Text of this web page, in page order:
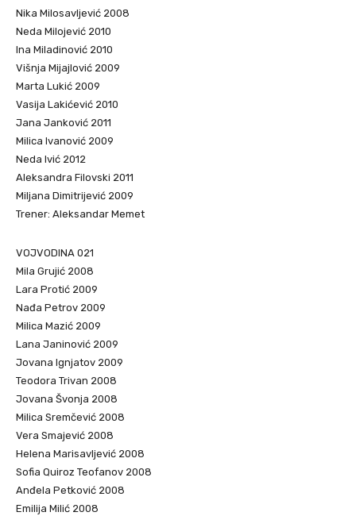
Nika Milosavljević 2008
Neda Milojević 2010
Ina Miladinović 2010
Višnja Mijajlović 2009
Marta Lukić 2009
Vasija Lakićević 2010
Jana Janković 2011
Milica Ivanović 2009
Neda Ivić 2012
Aleksandra Filovski 2011
Miljana Dimitrijević 2009
Trener: Aleksandar Memet
VOJVODINA 021
Mila Grujić 2008
Lara Protić 2009
Nađa Petrov 2009
Milica Mazić 2009
Lana Janinović 2009
Jovana Ignjatov 2009
Teodora Trivan 2008
Jovana Švonja 2008
Milica Sremčević 2008
Vera Smajević 2008
Helena Marisavljević 2008
Sofia Quiroz Teofanov 2008
Anđela Petković 2008
Emilija Milić 2008